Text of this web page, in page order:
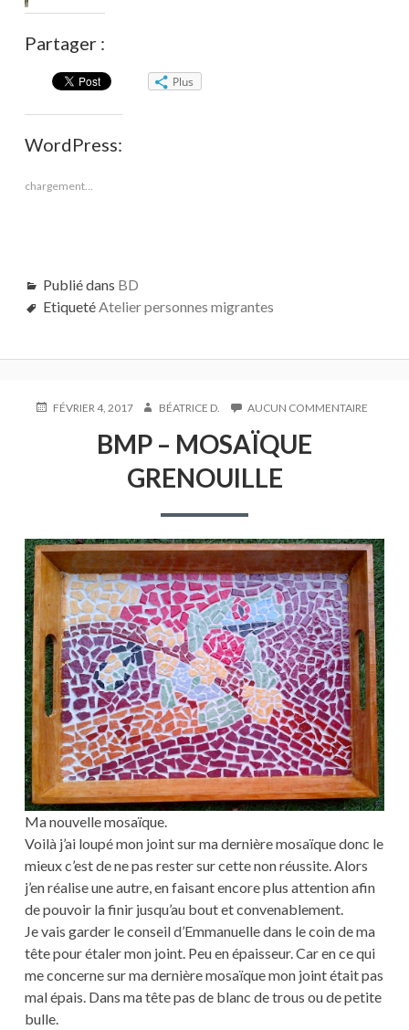
Partager :
Plus
WordPress:
chargement…
Publié dans BD
EtiquetéAtelier personnes migrantes
PUBLIÉFÉVRIER 4, 2017 AUTEUR
BÉATRICE D. AUCUN COMMENTAIRESUR
BMP – MOSAÏQUE
GRENOUILLE
Ma nouvelle mosaïque.
Voilà j’ai loupé mon joint sur ma dernière mosaïque donc le
mieux c’est de ne pas rester sur cette non réussite. Alors
j’en réalise une autre, en faisant encore plus attention afin
de pouvoir la finir jusqu’au bout et convenablement.
Je vais garder le conseil d’Emmanuelle dans le coin de ma
tête pour étaler mon joint. Peu en épaisseur. Car en ce qui
me concerne sur ma dernière mosaïque mon joint était pas
mal épais. Dans ma tête pas de blanc de trous ou de petite
bulle.